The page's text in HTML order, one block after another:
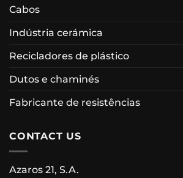
Cabos
Indústria cerámica
Recicladores de plástico
Dutos e chaminés
Fabricante de resistências
CONTACT US
Azaros 21, S.A.